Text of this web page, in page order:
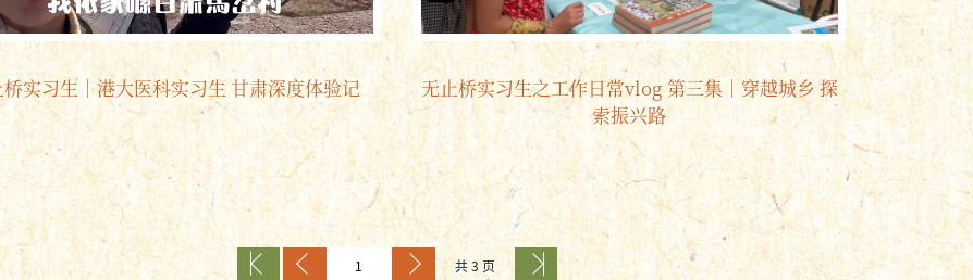
实习生｜港大医科实习生 甘肃深度体验记
无止桥实习生之工作日常vlog 第三集｜穿越城乡 探
索振兴路
共 3 页